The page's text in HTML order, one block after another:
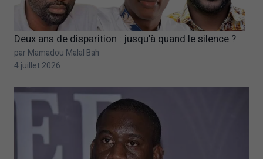
Deux ans de disparition : jusqu’à quand le silence ?
par Mamadou Malal Bah
4 juillet 2026